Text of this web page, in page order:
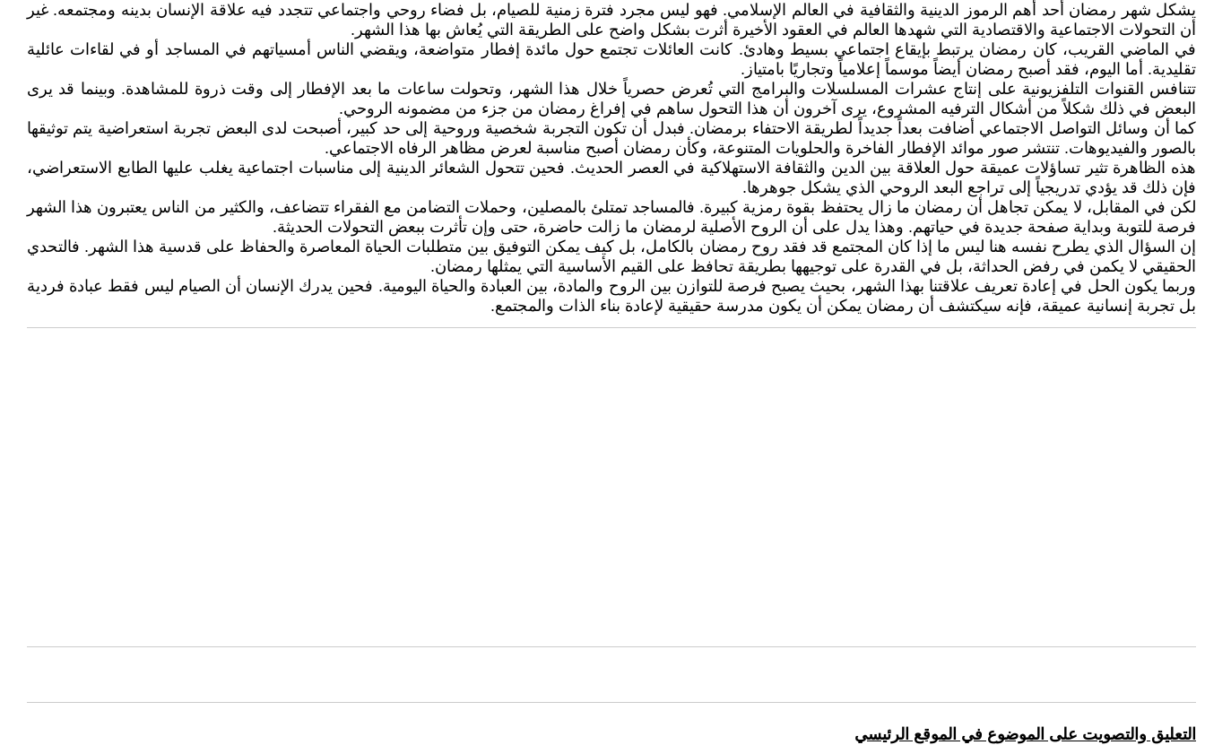
يشكل شهر رمضان أحد أهم الرموز الدينية والثقافية في العالم الإسلامي. فهو ليس مجرد فترة زمنية للصيام، بل فضاء روحي واجتماعي تتجدد فيه علاقة الإنسان بدينه ومجتمعه. غير
أن التحولات الاجتماعية والاقتصادية التي شهدها العالم في العقود الأخيرة أثرت بشكل واضح على الطريقة التي يُعاش بها هذا الشهر.
في الماضي القريب، كان رمضان يرتبط بإيقاع اجتماعي بسيط وهادئ. كانت العائلات تجتمع حول مائدة إفطار متواضعة، ويقضي الناس أمسياتهم في المساجد أو في لقاءات عائلية
تقليدية. أما اليوم، فقد أصبح رمضان أيضاً موسماً إعلامياً وتجاريًا بامتياز.
تتنافس القنوات التلفزيونية على إنتاج عشرات المسلسلات والبرامج التي تُعرض حصرياً خلال هذا الشهر، وتحولت ساعات ما بعد الإفطار إلى وقت ذروة للمشاهدة. وبينما قد يرى
البعض في ذلك شكلاً من أشكال الترفيه المشروع، يرى آخرون أن هذا التحول ساهم في إفراغ رمضان من جزء من مضمونه الروحي.
كما أن وسائل التواصل الاجتماعي أضافت بعداً جديداً لطريقة الاحتفاء برمضان. فبدل أن تكون التجربة شخصية وروحية إلى حد كبير، أصبحت لدى البعض تجربة استعراضية يتم توثيقها
بالصور والفيديوهات. تنتشر صور موائد الإفطار الفاخرة والحلويات المتنوعة، وكأن رمضان أصبح مناسبة لعرض مظاهر الرفاه الاجتماعي.
هذه الظاهرة تثير تساؤلات عميقة حول العلاقة بين الدين والثقافة الاستهلاكية في العصر الحديث. فحين تتحول الشعائر الدينية إلى مناسبات اجتماعية يغلب عليها الطابع الاستعراضي،
فإن ذلك قد يؤدي تدريجياً إلى تراجع البعد الروحي الذي يشكل جوهرها.
لكن في المقابل، لا يمكن تجاهل أن رمضان ما زال يحتفظ بقوة رمزية كبيرة. فالمساجد تمتلئ بالمصلين، وحملات التضامن مع الفقراء تتضاعف، والكثير من الناس يعتبرون هذا الشهر
فرصة للتوبة وبداية صفحة جديدة في حياتهم. وهذا يدل على أن الروح الأصلية لرمضان ما زالت حاضرة، حتى وإن تأثرت ببعض التحولات الحديثة.
إن السؤال الذي يطرح نفسه هنا ليس ما إذا كان المجتمع قد فقد روح رمضان بالكامل، بل كيف يمكن التوفيق بين متطلبات الحياة المعاصرة والحفاظ على قدسية هذا الشهر. فالتحدي
الحقيقي لا يكمن في رفض الحداثة، بل في القدرة على توجيهها بطريقة تحافظ على القيم الأساسية التي يمثلها رمضان.
وربما يكون الحل في إعادة تعريف علاقتنا بهذا الشهر، بحيث يصبح فرصة للتوازن بين الروح والمادة، بين العبادة والحياة اليومية. فحين يدرك الإنسان أن الصيام ليس فقط عبادة فردية
بل تجربة إنسانية عميقة، فإنه سيكتشف أن رمضان يمكن أن يكون مدرسة حقيقية لإعادة بناء الذات والمجتمع.
التعليق والتصويت على الموضوع في الموقع الرئيسي